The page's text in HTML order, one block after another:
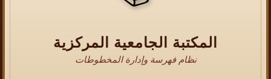
المكتبة الجامعية المركزية
نظام فهرسة وإدارة المخطوطات